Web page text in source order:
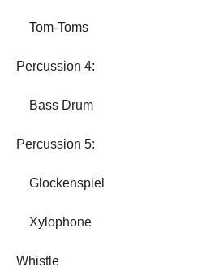
Tom-Toms
Percussion 4:
Bass Drum
Percussion 5:
Glockenspiel
Xylophone
Whistle